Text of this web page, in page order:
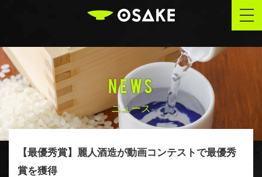
NEWS
ニュース
【最優秀賞】麗人酒造が動画コンテストで最優秀
賞を獲得